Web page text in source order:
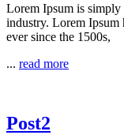
Lorem Ipsum is
industry. Lorem Ipsum
ever since the 1500s,
... read more
Post2